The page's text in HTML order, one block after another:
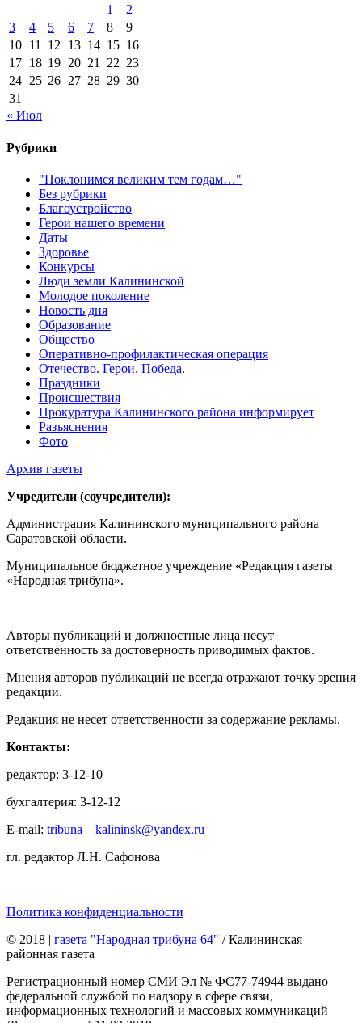
1
2
3
4 5 6 7 8
9
10 11 12 13 14 15 16
17 18 19 20 21 22 23
24 25 26 27 28 29 30
31
« Июл
Рубрики
"Поклонимся великим тем годам…"
Без рубрики
Благоустройство
Герои нашего времени
Даты
Здоровье
Конкурсы
Люди земли Калининской
Молодое поколение
Новость дня
Образование
Общество
Оперативно-профилактическая операция
Отечество. Герои. Победа.
Праздники
Происшествия
Прокуратура Калининского района информирует
Разъяснения
Фото
Архив газеты
Учредители (соучредители):
Администрация Калининского муниципального района
Саратовской области.
Муниципальное бюджетное учреждение «Редакция газеты
«Народная трибуна».
Авторы публикаций и должностные лица несут
ответственность за достоверность приводимых фактов.
Мнения авторов публикаций не всегда отражают точку зрения
редакции.
Редакция не несет ответственности за содержание рекламы.
Контакты:
редактор: 3-12-10
бухгалтерия: 3-12-12
E-mail: tribuna—kalininsk@yandex.ru
гл. редактор Л.Н. Сафонова
Политика конфиденциальности
© 2018 | газета "Народная трибуна 64" / Калининская
районная газета
Регистрационный номер СМИ Эл № ФС77-74944 выдано
федеральной службой по надзору в сфере связи,
информационных технологий и массовых коммуникаций